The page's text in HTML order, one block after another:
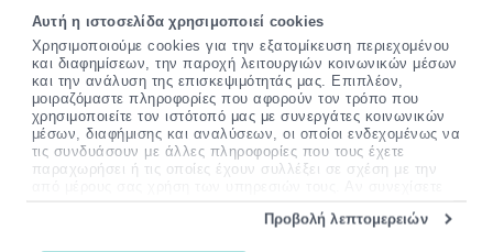
Αυτή η ιστοσελίδα χρησιμοποιεί cookies
Χρησιμοποιούμε cookies για την εξατομίκευση περιεχομένου
και διαφημίσεων, την παροχή λειτουργιών κοινωνικών μέσων
και την ανάλυση της επισκεψιμότητάς μας. Επιπλέον,
μοιραζόμαστε πληροφορίες που αφορούν τον τρόπο που
χρησιμοποιείτε τον ιστότοπό μας με συνεργάτες κοινωνικών
μέσων, διαφήμισης και αναλύσεων, οι οποίοι ενδεχομένως να
τις συνδυάσουν με άλλες πληροφορίες που τους έχετε
παραχωρήσει ή τις οποίες έχουν συλλέξει σε σχέση με την
Προβολή λεπτομερειών
προορίζονται για την πρόληψη, αγωγή ή θεραπεία ανθρώπινης
νόσου. Συμβουλευτείτε τον γιατρό σας εάν είστε έγκυος,
θηλάζετε, ακολουθείτε παράλληλα φαρμακευτική αγωγή ή
αντιμετωπίζετε προβλήματα υγείας πριν χρησιμοποιήσετε
οποιοδήποτε συμπλήρωμα διατροφής. Προσπαθούμε διαρκώς να
σας παρέχουμε ακριβείς και έγκυρες πληροφορίες. Σε περίπτωση
που έχετε κάποια ερώτηση ή παρατήρηση σχετικά με αυτές,
παρακαλώεπικοινωνήστε μαζί μας.
2012-2026 - All rights Reserved •